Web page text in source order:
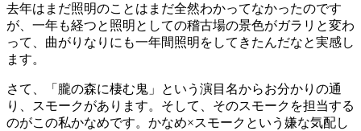
去年はまだ照明のことはまだ全然わかってなかったのです
が、一年も経つと照明としての稽古場の景色がガラリと変わ
って、曲がりなりにも一年間照明をしてきたんだなと実感し
ます。
さて、「朧の森に棲む鬼」という演目名からお分かりの通
り、スモークがあります。そして、そのスモークを担当する
のがこの私かなめです。かなめ×スモークという嫌な気配し